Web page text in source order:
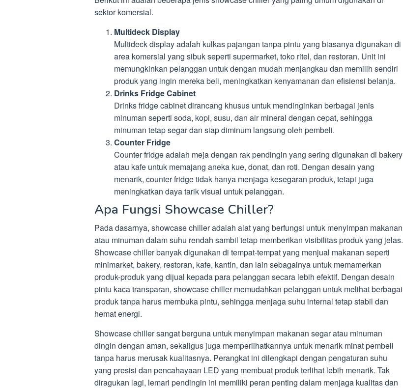
sektor komersial.
Multideck Display
Multideck display adalah kulkas pajangan tanpa pintu yang biasanya digunakan di
area komersial yang sibuk seperti supermarket, toko ritel, dan restoran. Unit ini
memungkinkan pelanggan untuk dengan mudah menjangkau dan memilih sendiri
produk yang ingin mereka beli, meningkatkan kenyamanan dan efisiensi belanja.
Drinks Fridge Cabinet
Drinks fridge cabinet dirancang khusus untuk mendinginkan berbagai jenis
minuman seperti soda, kopi, susu, dan air mineral dengan cepat, sehingga
minuman tetap segar dan siap diminum langsung oleh pembeli.
Counter Fridge
Counter fridge adalah meja dengan rak pendingin yang sering digunakan di bakery
atau kafe untuk memajang aneka kue, donat, dan roti. Dengan desain yang
menarik, counter fridge tidak hanya menjaga kesegaran produk, tetapi juga
meningkatkan daya tarik visual untuk pelanggan.
Apa Fungsi Showcase Chiller?
Pada dasarnya, showcase chiller adalah alat yang berfungsi untuk menyimpan makanan
atau minuman dalam suhu rendah sambil tetap memberikan visibilitas produk yang jelas.
Showcase chiller banyak digunakan di tempat-tempat yang menjual makanan seperti
minimarket, bakery, restoran, kafe, kantin, dan lain sebagainya untuk memamerkan
produk-produk yang dijual kepada para pelanggan secara lebih efektif. Dengan desain
pintu kaca transparan, showcase chiller memudahkan pelanggan untuk melihat berbagai
produk tanpa harus membuka pintu, sehingga menjaga suhu internal tetap stabil dan
hemat energi.
Showcase chiller sangat berguna untuk menyimpan makanan segar atau minuman
dingin dengan aman, sekaligus juga memperlihatkannya untuk menarik minat pembeli
tanpa harus merusak kualitasnya. Perangkat ini dilengkapi dengan pengaturan suhu
yang presisi dan pencahayaan LED yang membuat produk terlihat lebih menarik. Tak
diragukan lagi, lemari pendingin ini memiliki peran penting dalam menjaga kualitas dan